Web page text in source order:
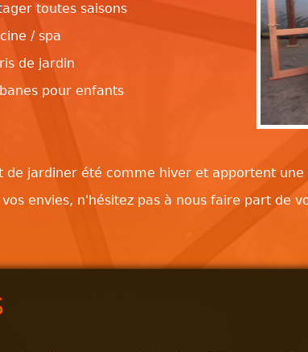
toutes saisons
/ spa
de jardin
pour enfants
jardiner été comme hiver et apportent
envies, n'hésitez pas à nous faire part de